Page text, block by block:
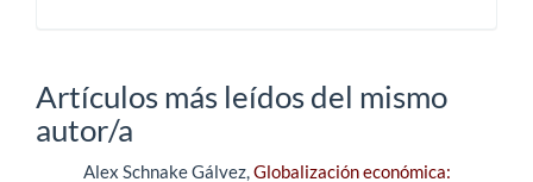
Artículos más leídos del mismo
autor/a
Alex Schnake Gálvez,Globalización económica: